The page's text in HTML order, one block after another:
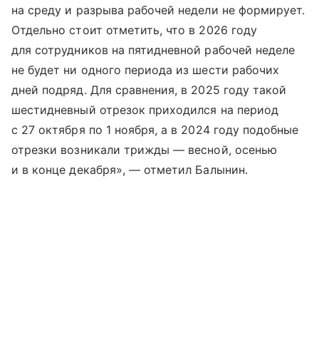
на среду и разрыва рабочей недели не формирует.
Отдельно стоит отметить, что в 2026 году
для сотрудников на пятидневной рабочей неделе
не будет ни одного периода из шести рабочих
дней подряд. Для сравнения, в 2025 году такой
шестидневный отрезок приходился на период
с 27 октября по 1 ноября, а в 2024 году подобные
отрезки возникали трижды — весной, осенью
и в конце декабря», — отметил Балынин.